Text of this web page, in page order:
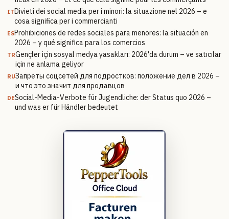
ITDivieti dei social media per i minori: la situazione nel 2026 – e
cosa significa per i commercianti
ESProhibiciones de redes sociales para menores: la situación en
2026 – y qué significa para los comercios
TRGençler için sosyal medya yasakları: 2026'da durum – ve satıcılar
için ne anlama geliyor
RUЗапреты соцсетей для подростков: положение дел в 2026 –
и что это значит для продавцов
DESocial-Media-Verbote für Jugendliche: der Status quo 2026 –
und was er für Händler bedeutet